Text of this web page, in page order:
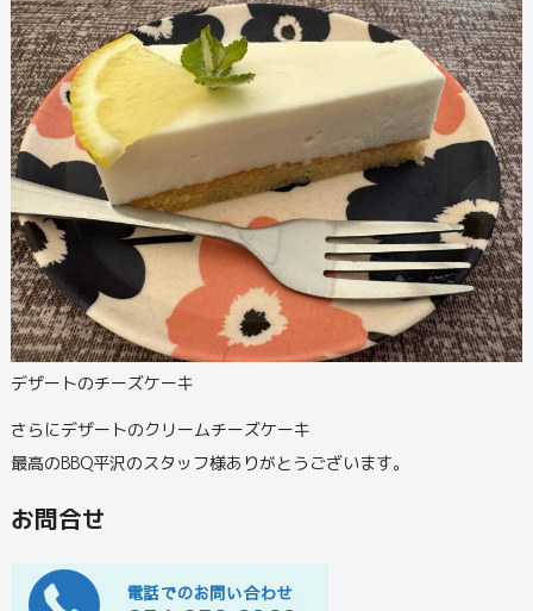
デザートのチーズケーキ
さらにデザートのクリームチーズケーキ
最高のBBQ平沢のスタッフ様ありがとうございます。
お問合せ